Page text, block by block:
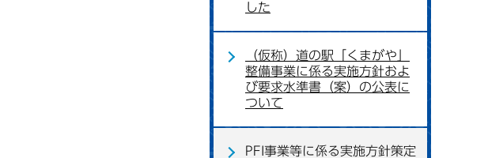
した
（仮称）道の駅「くまがや」
整備事業に係る実施方針およ
び要求水準書（案）の公表に
ついて
PFI事業等に係る実施方針策定